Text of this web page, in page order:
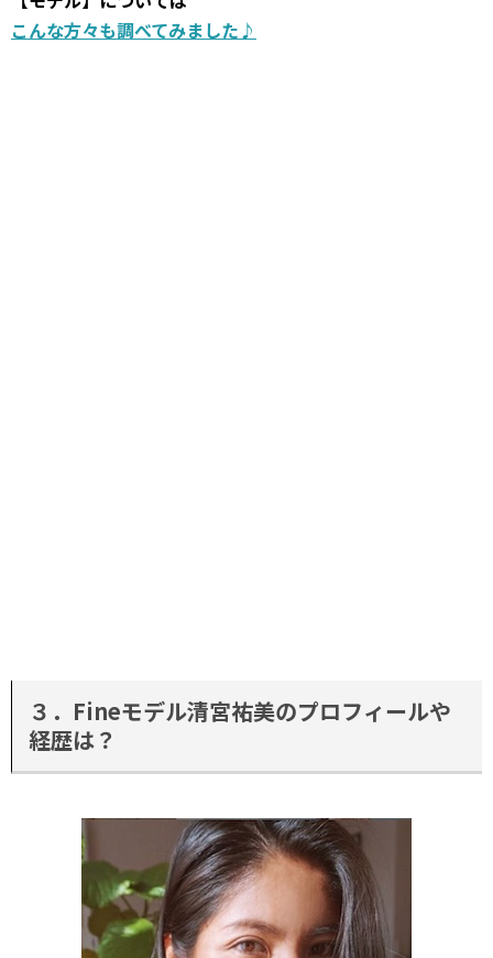
こんな方々も調べてみました♪
３．Fineモデル清宮祐美のプロフィールや
経歴は？